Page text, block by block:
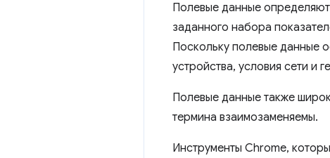
Полевые данные
заданного набора
Поскольку полевые данные
устройства, условия сети и
Полевые данные также
термина взаимозаменяемы.
Инструменты Chrome,